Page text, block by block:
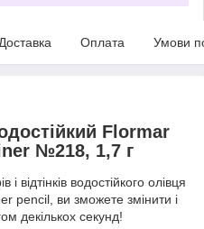
Доставка Оплата Умови
Flormar
№218, 1,7 г
і відтінків водостійкого олівця
pencil, ви зможете змінити і
декількох секунд!